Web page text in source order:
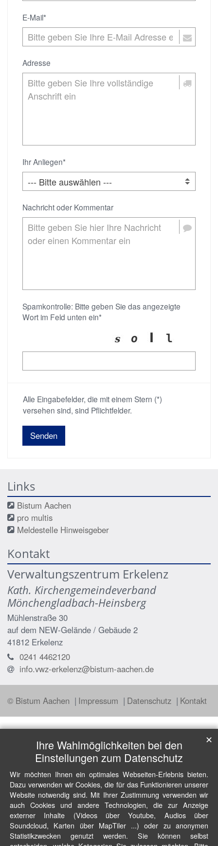
E-Mail*
Adresse
Ihr Anliegen*
Nachricht oder Kommentar
Spamkontrolle: Bitte geben Sie das angezeigte
Wort im Feld unten ein*
Alle Eingabefelder, die mit einem Stern (*)
versehen sind, sind Pflichtfelder.
Links
Bistum Aachen
pro multis
Meldestelle Hinweisgeber
Kontakt
Verwaltungszentrum Erkelenz
Kath. Kirchengemeindeverband
Mönchengladbach-Heinsberg
Mühlenstraße 30
auf dem NEW-Gelände / Gebäude 2
41812 Erkelenz
0241 4462120
info.vwz-erkelenz@bistum-aachen.de
© Bistum Aachen Impressum Datenschutz Kontakt
Ihre Wahlmöglichkeiten bei den
Einstellungen zum Datenschutz
Wir möchten Ihnen ein optimales Webseiten-Erlebnis bieten.
Dazu verwenden wir Cookies, die für das Funktionieren unserer
Website notwendig sind. Mit Ihrer Zustimmung verwenden wir
auch Cookies und andere Technologien, die zur Anzeige
externer Inhalte (Videos über Youtube, Audios über
Soundcloud, Karten über MapTiler ...) oder zu anonymen
Statistikzwecken genutzt werden. Sie können selbst
✕